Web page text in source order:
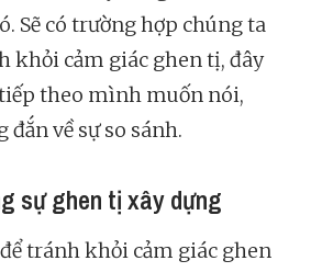
Sẽ có trường hợp chúng ta
khỏi cảm giác ghen tị, đây
theo mình muốn nói,
đắn về sự so sánh.
sự ghen tị xây dựng
tránh khỏi cảm giác ghen